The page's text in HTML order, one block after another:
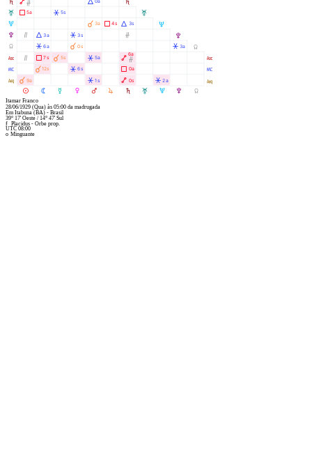
M N O P Q R
S
S
T
T
T
U
U
U
V
V
V
Y
Y
Y
W
W
X
X
l
l
Ó
Ã 5a
Ò
À 9a
Ò
Á 3a
Â 6a
Ã 7s
À12s
Â 5s
À 5s
Â 3s
À 0s
Â 6s
À 3a
Â 1s
Â 5a
Ã 4s Á 3s
Ó
Ä 0s
Ä Ó
6a
Ã 0a
Â 2a
Â 3a
Itamar Franco
28/06/1929 (Qua) às 05:00 da madrugada
EmItabuna (BA) - Brasil
39° 17' Oeste /14° 47' Sul
f Placidus - Orbe prop.
UTC 08:00
Minguante
o